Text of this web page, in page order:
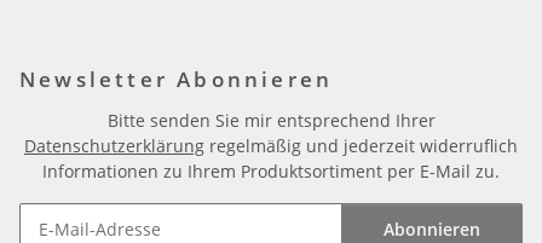
Newsletter Abonnieren
Bitte senden Sie mir entsprechend Ihrer
Datenschutzerklärung regelmäßig und jederzeit widerruflich
Informationen zu Ihrem Produktsortiment per E-Mail zu.
Abonnieren